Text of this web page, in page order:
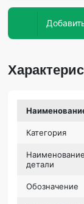
Категория
Наименование
детали
Обозначение